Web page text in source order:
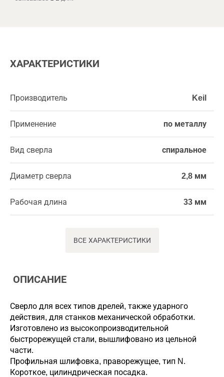
ХАРАКТЕРИСТИКИ
Производитель Keil
Применение по металлу
Вид сверла спиральное
Диаметр сверла 2,8 мм
Рабочая длина 33 мм
ВСЕ ХАРАКТЕРИСТИКИ
ОПИСАНИЕ
Сверло для всех типов дрелей, также ударного
действия, для станков механической обработки.
Изготовлено из высокопроизводительной
быстрорежущей стали, вышлифовано из цельной
части.
Профильная шлифовка, праворежущее, тип N.
Короткое, цилиндрическая посадка.